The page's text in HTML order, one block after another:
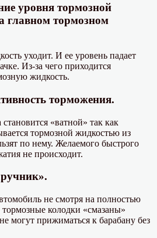
уровня тормозной
главном тормозном
уходит. И ее уровень падает
Из-за чего приходится
жидкость.
торможения.
«ватной» так как
тормозной жидкостью из
по нему. Желаемого быстрого
не происходит.
не смотря на полностью
колодки «смазаны»
могут прижиматься к барабану без